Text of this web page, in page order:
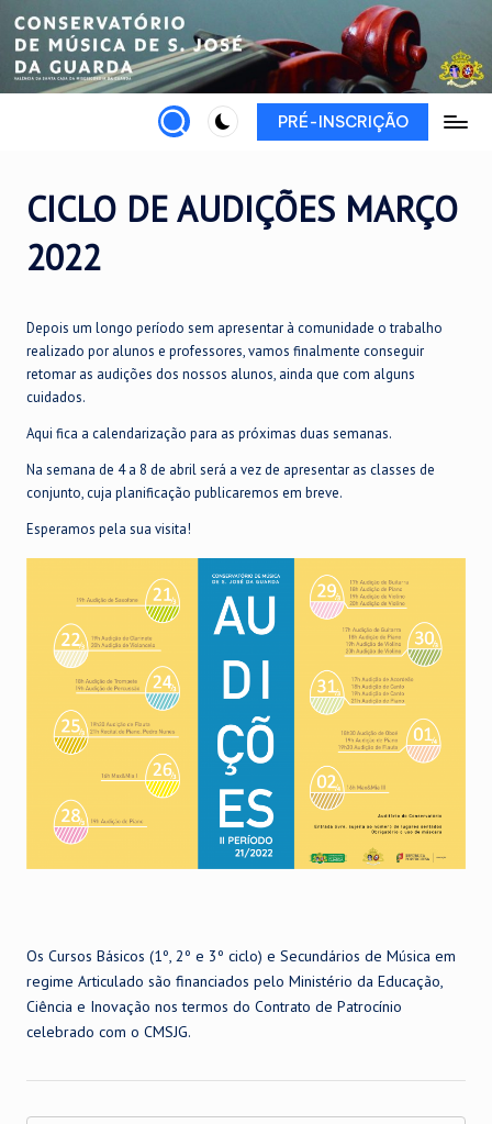
Skip
content
PRÉ-INSCRIÇÃO
CICLO DE AUDIÇÕES MARÇO
2022
Depois um longo período sem apresentar à comunidade o trabalho
realizado por alunos e professores, vamos finalmente conseguir
retomar as audições dos nossos alunos, ainda que com alguns
cuidados.
Aqui fica a calendarização para as próximas duas semanas.
Na semana de 4 a 8 de abril será a vez de apresentar as classes de
conjunto, cuja planificação publicaremos em breve.
Esperamos pela sua visita!
Os Cursos Básicos (1º, 2º e 3º ciclo) e Secundários de Música em
regime Articulado são financiados pelo Ministério da Educação,
Ciência e Inovação nos termos do Contrato de Patrocínio
celebrado com o CMSJG.